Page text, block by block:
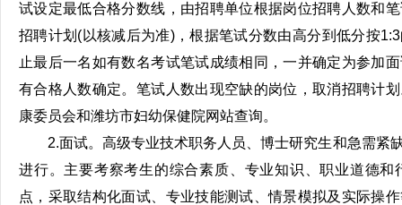
试设定最低合格分数线，由招聘单位根据岗位招聘人数和
招聘计划(以核减后为准)，根据笔试分数由高分到低分按
止最后一名如有数名考试笔试成绩相同，一并确定为参加
有合格人数确定。笔试人数出现空缺的岗位，取消招聘计
康委员会和潍坊市妇幼保健院网站查询。
2.面试。高级专业技术职务人员、博士研究生和急需紧
进行。主要考察考生的综合素质、专业知识、职业道德
点，采取结构化面试、专业技能测试、情景模拟及实际操